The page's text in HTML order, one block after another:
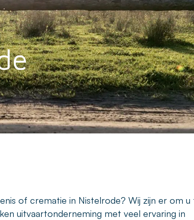
of crematie in Nistelrode? Wij zijn er om u
uitvaartonderneming met veel ervaring in